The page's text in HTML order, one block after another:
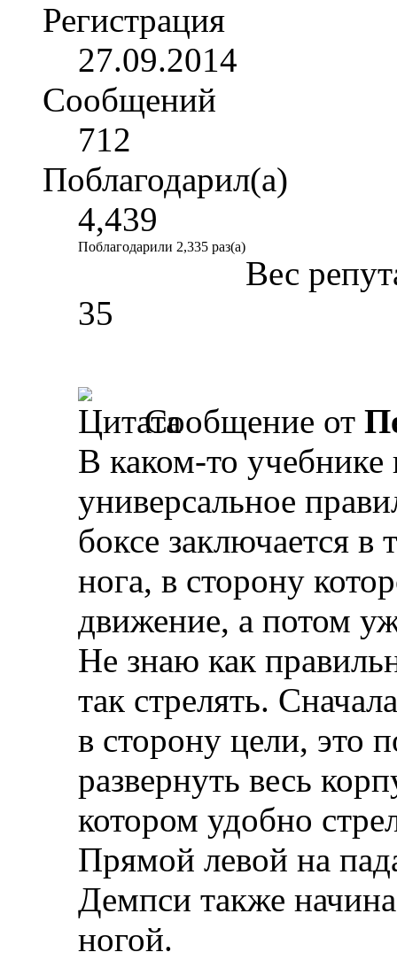
Регистрация
27.09.2014
Сообщений
712
Поблагодарил(а)
4,439
Поблагодарили 2,335 раз(а)
Вес
35
Сообщение от
В каком-то учебнике
универсальное
боксе заключается в
нога, в сторону
движение, а потом
Не знаю как
так стрелять.
в сторону цели, это
развернуть весь
котором удобно
Прямой левой на
Демпси также
ногой.